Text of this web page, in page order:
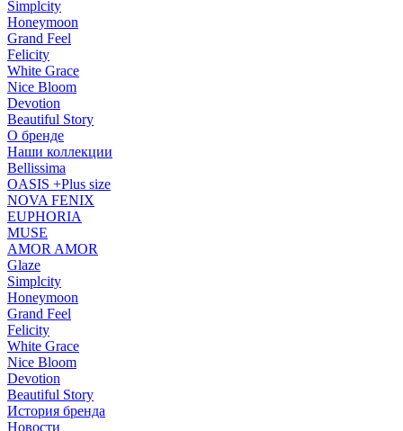
Simplcity
Honeymoon
Grand Feel
Felicity
White Grace
Nice Bloom
Devotion
Beautiful Story
О бренде
Наши коллекции
Bellissima
OASIS +Plus size
NOVA FENIX
EUPHORIA
MUSE
AMOR AMOR
Glaze
Simplcity
Honeymoon
Grand Feel
Felicity
White Grace
Nice Bloom
Devotion
Beautiful Story
История бренда
Новости